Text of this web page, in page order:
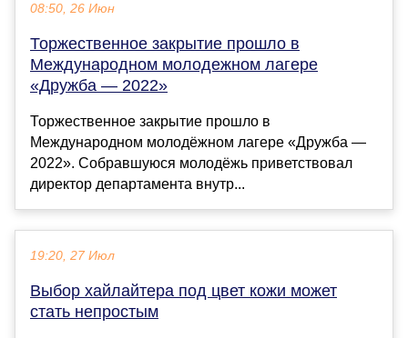
08:50, 26 Июн
Торжественное закрытие прошло в
Международном молодежном лагере
«Дружба — 2022»
Торжественное закрытие прошло в
Международном молодёжном лагере «Дружба —
2022». Собравшуюся молодёжь приветствовал
директор департамента внутр...
19:20, 27 Июл
Выбор хайлайтера под цвет кожи может
стать непростым